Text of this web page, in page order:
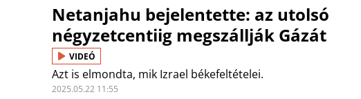
Netanjahu bejelentette: az utolsó
négyzetcentiig megszállják Gázát
VIDEÓ
Azt is elmondta, mik Izrael békefeltételei.
2025.05.22 11:55